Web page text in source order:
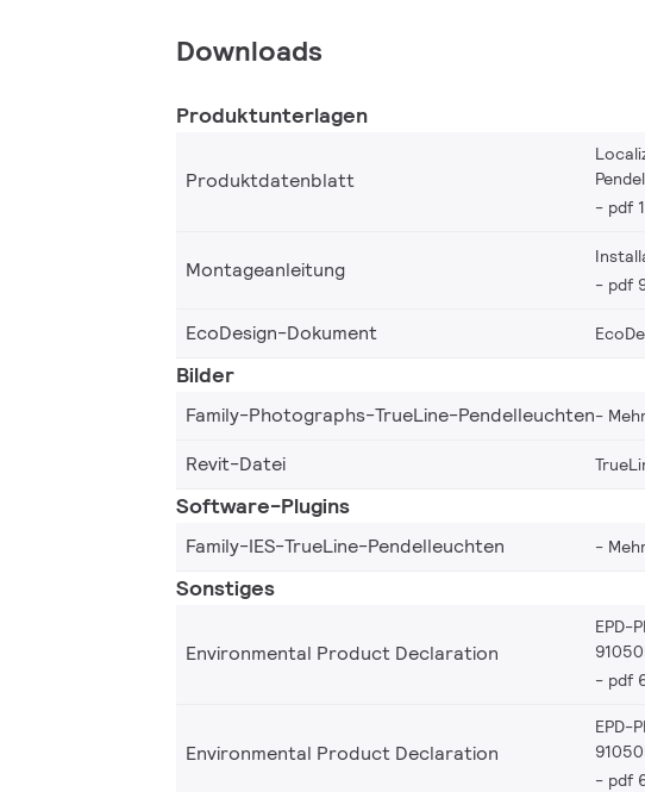
Downloads
Produktunterlagen
Produktdatenblatt
pdf
Montageanleitung
pdf
EcoDesign-Dokument
Bilder
Family-Photographs-TrueLine-Pendelleuchten
Revit-Datei
Software-Plugins
Family-IES-TrueLine-Pendelleuchten
Sonstiges
Environmental Product Declaration
EPD-
pdf
Environmental Product Declaration
EPD-
pdf